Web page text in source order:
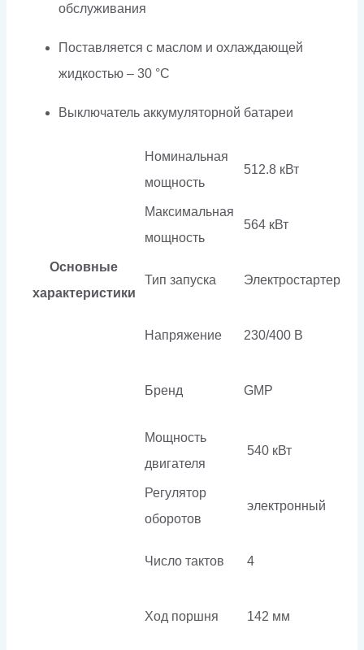
обслуживания
Поставляется с маслом и охлаждающей
жидкостью – 30 °C
Выключатель аккумуляторной батареи
Основные
характеристики
Номинальная
мощность
512.8 кВт
Максимальная
мощность
564 кВт
Тип запуска Электростартер
Напряжение 230/400 В
Бренд GMP
Мощность
двигателя
540 кВт
Регулятор
оборотов
электронный
Число тактов 4
Ход поршня 142 мм